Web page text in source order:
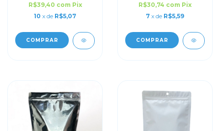
R$39,40 com Pix
10 x de R$5,07
COMPRAR
R$30,74 com Pix
7 x de R$5,59
COMPRAR